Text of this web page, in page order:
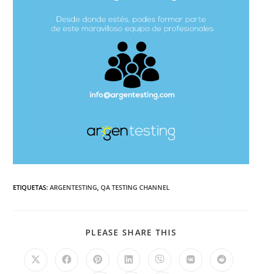
ETIQUETAS:ARGENTESTING, QA TESTING CHANNEL
PLEASE SHARE THIS